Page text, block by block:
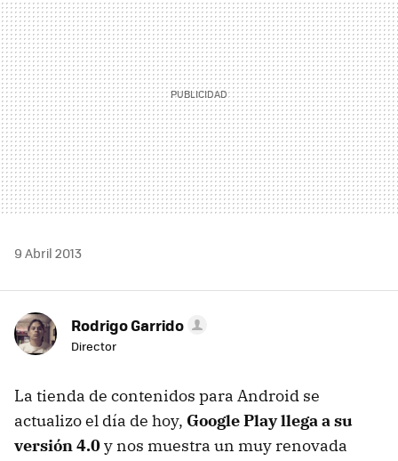
9 Abril 2013
Rodrigo Garrido
Director
La tienda de contenidos para Android se
actualizo el día de hoy, Google Play llega a su
versión 4.0y nos muestra un muy renovada